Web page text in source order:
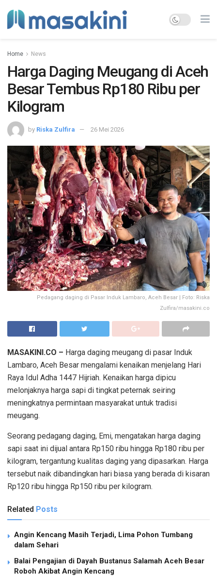
Home News
Harga Daging Meugang di Aceh
Besar Tembus Rp180 Ribu per
Kilogram
by Riska Zulfira 26 Mei 2026
Pedagang daging di Pasar Induk Lambaro, Aceh Besar | Foto: Riska
Zulfira/masakini.co
MASAKINI.CO – Harga daging meugang di pasar Induk
Lambaro, Aceh Besar mengalami kenaikan menjelang Hari
Raya Idul Adha 1447 Hijriah. Kenaikan harga dipicu
melonjaknya harga sapi di tingkat peternak seiring
meningkatnya permintaan masyarakat untuk tradisi
meugang.
Seorang pedagang daging, Emi, mengatakan harga daging
sapi saat ini dijual antara Rp150 ribu hingga Rp180 ribu per
kilogram, tergantung kualitas daging yang dipasarkan. Harga
tersebut naik dibandingkan hari biasa yang berada di kisaran
Rp120 ribu hingga Rp150 ribu per kilogram.
Related Posts
Angin Kencang Masih Terjadi, Lima Pohon Tumbang
dalam Sehari
Balai Pengajian di Dayah Bustanus Salamah Aceh Besar
Roboh Akibat Angin Kencang